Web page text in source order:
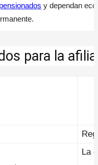
pensionados y dependan
para la
La